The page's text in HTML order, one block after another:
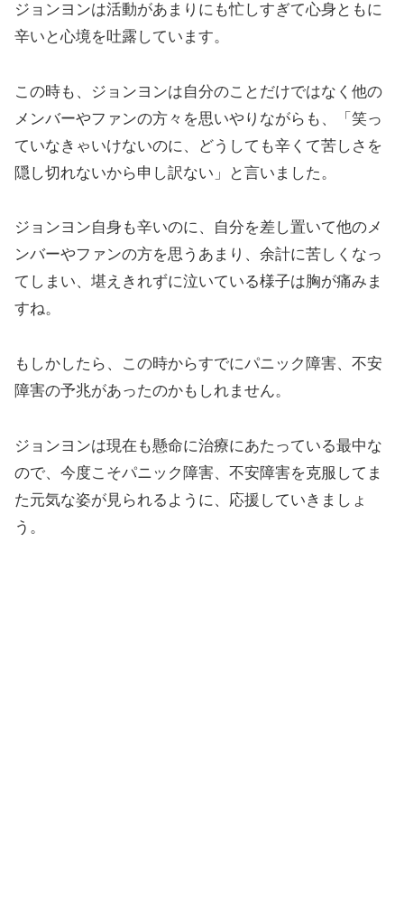
ジョンヨンは活動があまりにも忙しすぎて心身ともに
辛いと心境を吐露しています。
この時も、ジョンヨンは自分のことだけではなく他の
メンバーやファンの方々を思いやりながらも、「笑っ
ていなきゃいけないのに、どうしても辛くて苦しさを
隠し切れないから申し訳ない」と言いました。
ジョンヨン自身も辛いのに、自分を差し置いて他のメ
ンバーやファンの方を思うあまり、余計に苦しくなっ
てしまい、堪えきれずに泣いている様子は胸が痛みま
すね。
もしかしたら、この時からすでにパニック障害、不安
障害の予兆があったのかもしれません。
ジョンヨンは現在も懸命に治療にあたっている最中な
ので、今度こそパニック障害、不安障害を克服してま
た元気な姿が見られるように、応援していきましょ
う。